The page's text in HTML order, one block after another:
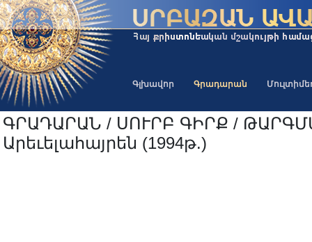
Գլխավոր Գրադարան
ԳՐԱԴԱՐԱՆ / ՍՈՒՐԲ ԳԻՐՔ /
Արեւելահայրեն (1994թ.)